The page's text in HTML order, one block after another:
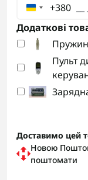
+380
Додаткові
Пульт
Доставимо цей
Новою
поштомати